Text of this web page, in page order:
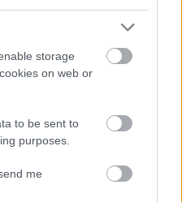
storage
on web or
to be sent to
purposes.
me
množstvo obrazov,
a záhradnú stoličku. Útulnosť